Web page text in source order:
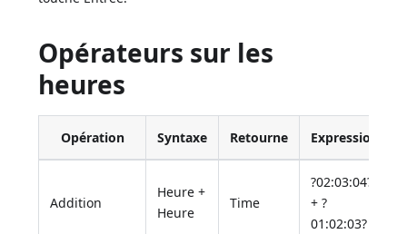
Opérateurs sur les
heures
Opération Syntaxe Retourne Expression
Addition
Heure +
Heure
Time
?02:03:04?
+ ?
01:02:03?